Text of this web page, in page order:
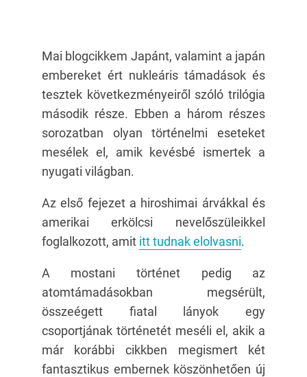
Mai blogcikkem Japánt, valamint a japán
embereket ért nukleáris támadások és
tesztek következményeiről szóló trilógia
második része. Ebben a három részes
sorozatban olyan történelmi eseteket
mesélek el, amik kevésbé ismertek a
nyugati világban.
Az első fejezet a hiroshimai árvákkal és
amerikai erkölcsi nevelőszüleikkel
foglalkozott, amit itt tudnak elolvasni.
A mostani történet pedig az
atomtámadásokban megsérült,
összeégett fiatal lányok egy
csoportjának történetét meséli el, akik a
már korábbi cikkben megismert két
fantasztikus embernek köszönhetően új